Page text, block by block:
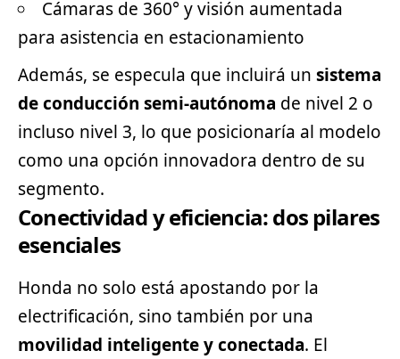
Cámaras de 360° y visión aumentada
para asistencia en estacionamiento
Además, se especula que incluirá un sistema
de conducción semi-autónoma de nivel 2 o
incluso nivel 3, lo que posicionaría al modelo
como una opción innovadora dentro de su
segmento.
Conectividad y eficiencia: dos pilares
esenciales
Honda no solo está apostando por la
electrificación, sino también por una
movilidad inteligente y conectada. El